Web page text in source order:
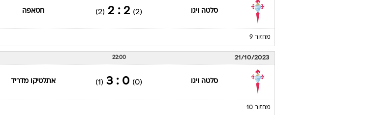
סלטה ויגו (2)
2 : 2
(2) חטאפה
מחזור 9
21/10/2023
22:00
סלטה ויגו (0)
0 : 3
(1) אתלטיקו מדריד
מחזור 10